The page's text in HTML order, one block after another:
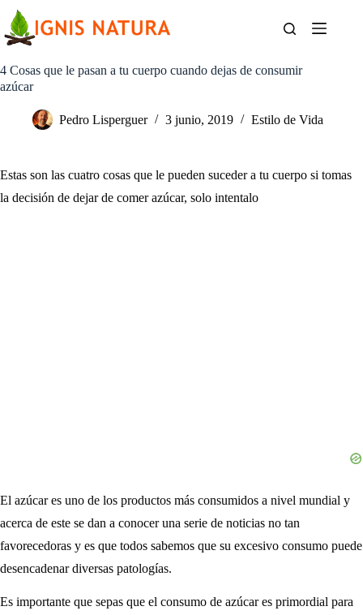
contenido
4 Cosas que le pasan a tu cuerpo cuando dejas de consumir
azúcar
Pedro Lisperguer 3 junio, 2019 Estilo de Vida
Estas son las cuatro cosas que le pueden suceder a tu cuerpo si tomas
la decisión de dejar de comer azúcar, solo intentalo
El azúcar es uno de los productos más consumidos a nivel mundial y
acerca de este se dan a conocer una serie de noticias no tan
favorecedoras y es que todos sabemos que su excesivo consumo puede
desencadenar diversas patologías.
Es importante que sepas que el consumo de azúcar es primordial para